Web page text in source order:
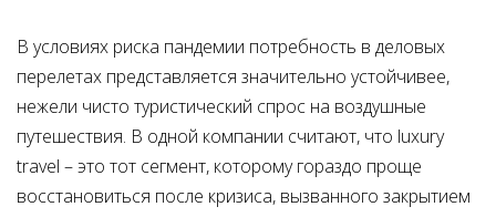
В условиях риска пандемии потребность в деловых
перелетах представляется значительно устойчивее,
нежели чисто туристический спрос на воздушные
путешествия. В одной компании считают, что luxury
travel – это тот сегмент, которому гораздо проще
восстановиться после кризиса, вызванного закрытием